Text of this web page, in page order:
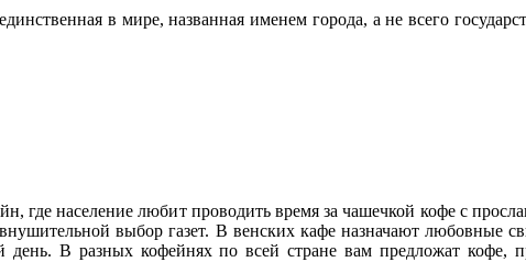
в мире, названная именем города, а не всего
где население любит проводить время за чашечкой кофе с
выбор газет. В венских кафе назначают любовные
В разных кофейнях по всей стране вам предложат кофе,